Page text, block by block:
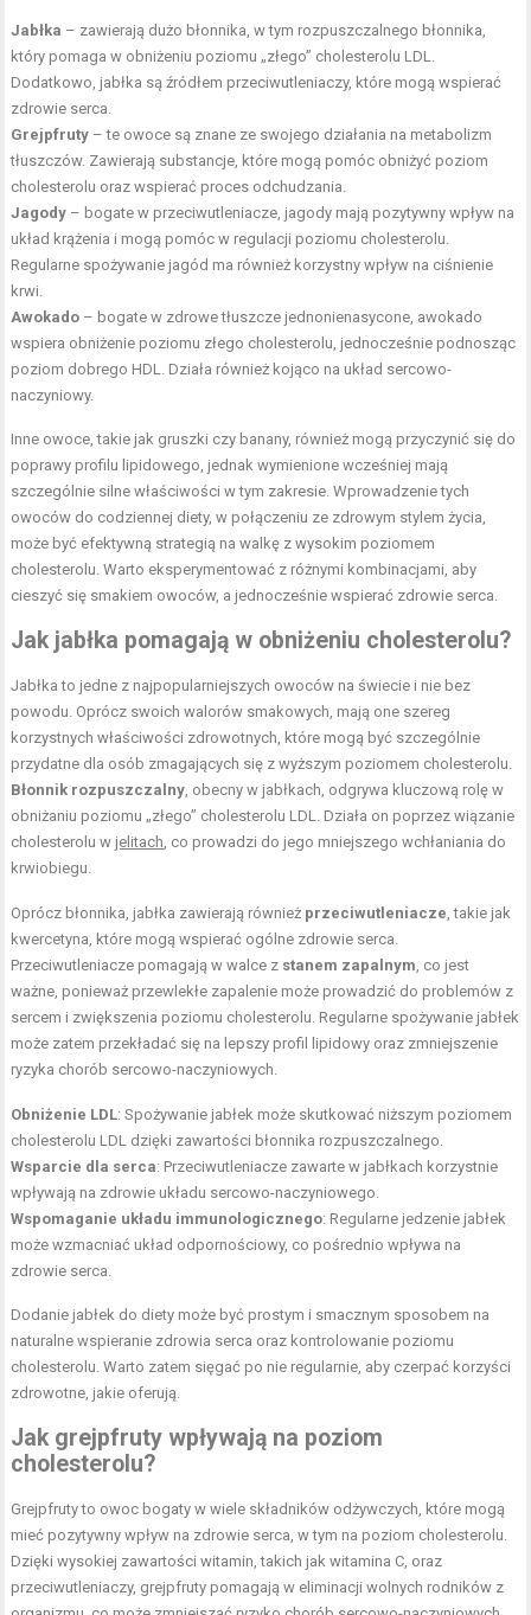
Jabłka – zawierają dużo błonnika, w tym rozpuszczalnego błonnika,
który pomaga w obniżeniu poziomu „złego” cholesterolu LDL.
Dodatkowo, jabłka są źródłem przeciwutleniaczy, które mogą wspierać
zdrowie serca.
Grejpfruty – te owoce są znane ze swojego działania na metabolizm
tłuszczów. Zawierają substancje, które mogą pomóc obniżyć poziom
cholesterolu oraz wspierać proces odchudzania.
Jagody – bogate w przeciwutleniacze, jagody mają pozytywny wpływ na
układ krążenia i mogą pomóc w regulacji poziomu cholesterolu.
Regularne spożywanie jagód ma również korzystny wpływ na ciśnienie
krwi.
Awokado – bogate w zdrowe tłuszcze jednonienasycone, awokado
wspiera obniżenie poziomu złego cholesterolu, jednocześnie podnosząc
poziom dobrego HDL. Działa również kojąco na układ sercowo-
naczyniowy.
Inne owoce, takie jak gruszki czy banany, również mogą przyczynić się do
poprawy profilu lipidowego, jednak wymienione wcześniej mają
szczególnie silne właściwości w tym zakresie. Wprowadzenie tych
owoców do codziennej diety, w połączeniu ze zdrowym stylem życia,
może być efektywną strategią na walkę z wysokim poziomem
cholesterolu. Warto eksperymentować z różnymi kombinacjami, aby
cieszyć się smakiem owoców, a jednocześnie wspierać zdrowie serca.
Jak jabłka pomagają w obniżeniu cholesterolu?
Jabłka to jedne z najpopularniejszych owoców na świecie i nie bez
powodu. Oprócz swoich walorów smakowych, mają one szereg
korzystnych właściwości zdrowotnych, które mogą być szczególnie
przydatne dla osób zmagających się z wyższym poziomem cholesterolu.
Błonnik rozpuszczalny, obecny w jabłkach, odgrywa kluczową rolę w
obniżaniu poziomu „złego” cholesterolu LDL. Działa on poprzez wiązanie
cholesterolu w jelitach, co prowadzi do jego mniejszego wchłaniania do
krwiobiegu.
Oprócz błonnika, jabłka zawierają również przeciwutleniacze, takie jak
kwercetyna, które mogą wspierać ogólne zdrowie serca.
Przeciwutleniacze pomagają w walce z stanem zapalnym, co jest
ważne, ponieważ przewlekłe zapalenie może prowadzić do problemów z
sercem i zwiększenia poziomu cholesterolu. Regularne spożywanie jabłek
może zatem przekładać się na lepszy profil lipidowy oraz zmniejszenie
ryzyka chorób sercowo-naczyniowych.
Obniżenie LDL: Spożywanie jabłek może skutkować niższym poziomem
cholesterolu LDL dzięki zawartości błonnika rozpuszczalnego.
Wsparcie dla serca: Przeciwutleniacze zawarte w jabłkach korzystnie
wpływają na zdrowie układu sercowo-naczyniowego.
Wspomaganie układu immunologicznego: Regularne jedzenie jabłek
może wzmacniać układ odpornościowy, co pośrednio wpływa na
zdrowie serca.
Dodanie jabłek do diety może być prostym i smacznym sposobem na
naturalne wspieranie zdrowia serca oraz kontrolowanie poziomu
cholesterolu. Warto zatem sięgać po nie regularnie, aby czerpać korzyści
zdrowotne, jakie oferują.
Jak grejpfruty wpływają na poziom
cholesterolu?
Grejpfruty to owoc bogaty w wiele składników odżywczych, które mogą
mieć pozytywny wpływ na zdrowie serca, w tym na poziom cholesterolu.
Dzięki wysokiej zawartości witamin, takich jak witamina C, oraz
przeciwutleniaczy, grejpfruty pomagają w eliminacji wolnych rodników z